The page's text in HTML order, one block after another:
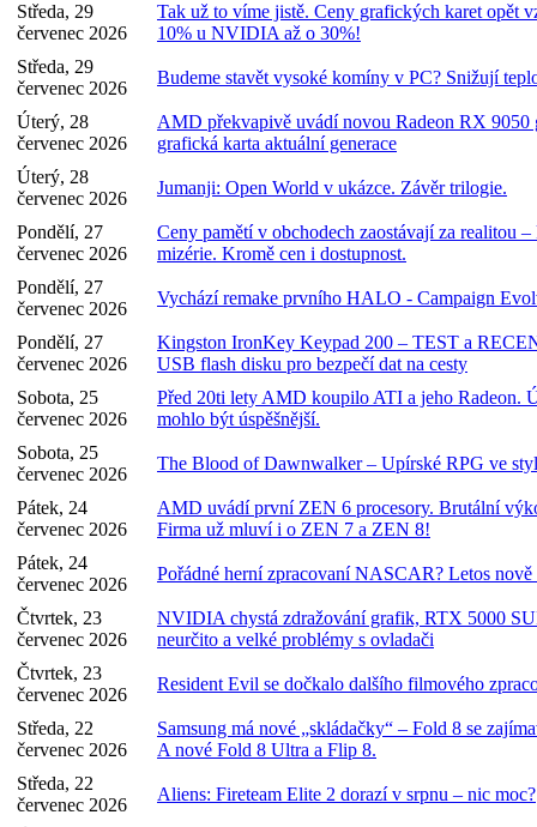
Středa, 29
červenec 2026
Tak už to víme jistě. Ceny grafických karet opět
10% u NVIDIA až o 30%!
Středa, 29
červenec 2026
Budeme stavět vysoké komíny v PC? Snižují
Úterý, 28
červenec 2026
AMD překvapivě uvádí novou Radeon RX 9050
grafická karta aktuální generace
Úterý, 28
červenec 2026
Jumanji: Open World v ukázce. Závěr trilogie.
Pondělí, 27
červenec 2026
Ceny pamětí v obchodech zaostávají za realitou
mizérie. Kromě cen i dostupnost.
Pondělí, 27
červenec 2026
Vychází remake prvního HALO - Campaign
Pondělí, 27
červenec 2026
Kingston IronKey Keypad 200 – TEST a
USB flash disku pro bezpečí dat na cesty
Sobota, 25
červenec 2026
Před 20ti lety AMD koupilo ATI a jeho Radeon.
mohlo být úspěšnější.
Sobota, 25
červenec 2026
The Blood of Dawnwalker – Upírské RPG ve
Pátek, 24
červenec 2026
AMD uvádí první ZEN 6 procesory. Brutální
Firma už mluví i o ZEN 7 a ZEN 8!
Pátek, 24
červenec 2026
Pořádné herní zpracovaní NASCAR? Letos
Čtvrtek, 23
červenec 2026
NVIDIA chystá zdražování grafik, RTX 5000
neurčito a velké problémy s ovladači
Čtvrtek, 23
červenec 2026
Resident Evil se dočkalo dalšího filmového
Středa, 22
červenec 2026
Samsung má nové „skládačky“ – Fold 8 se
A nové Fold 8 Ultra a Flip 8.
Středa, 22
červenec 2026
Aliens: Fireteam Elite 2 dorazí v srpnu – nic moc?